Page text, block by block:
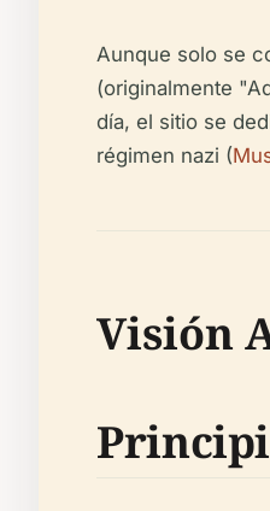
Aunque solo se
(originalmente
día, el sitio se
régimen nazi (
Visión